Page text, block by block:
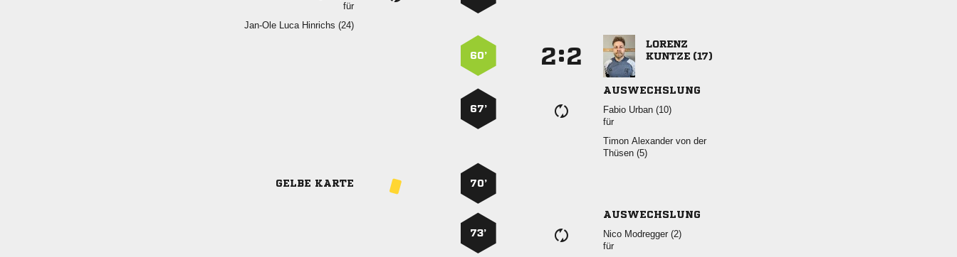
für
   
60’ :

 
67’
AUSWECHSLUNG
  
für
   
 
GELBE KARTE 70’
73’
AUSWECHSLUNG
  
für